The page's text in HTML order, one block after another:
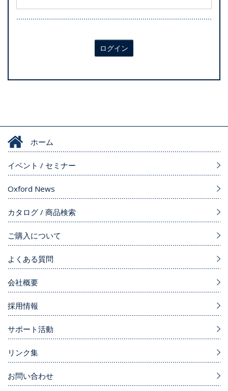
ログイン
ホーム
イベント / セミナー
Oxford News
カタログ / 商品検索
ご購入について
よくある質問
会社概要
採用情報
サポート活動
リンク集
お問い合わせ